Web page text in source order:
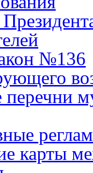
№136
карты